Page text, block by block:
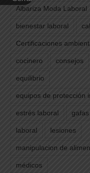
Albariza Moda Laboral
bienestar laboral
Certificaciones
cocinero consejos
equilibrio
equipos de protección
estrés laboral gafas
laboral lesiones
manipulacion de
médicos